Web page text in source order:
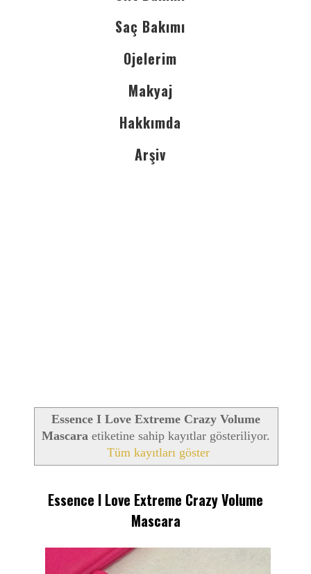
Saç Bakımı
Ojelerim
Makyaj
Hakkımda
Arşiv
Essence I Love Extreme Crazy Volume
Mascara etiketine sahip kayıtlar gösteriliyor.
Tüm kayıtları göster
Essence I Love Extreme Crazy Volume
Mascara